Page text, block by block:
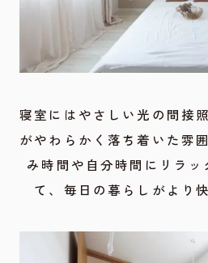
寝室にはやさしい光の間接
がやわらかく落ち着いた雰
み時間や自分時間にリラッ
て、毎日の暮らしがより